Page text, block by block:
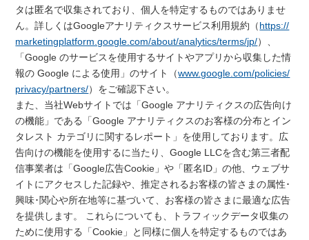
タは匿名で収集されており、個人を特定するものではありませ
ん。詳しくはGoogleアナリティクスサービス利用規約（https://
marketingplatform.google.com/about/analytics/terms/jp/）、
「Google のサービスを使用するサイトやアプリから収集した情
報の Google による使用」のサイト（www.google.com/policies/
privacy/partners/）をご確認下さい。
また、当社Webサイトでは「Google アナリティクスの広告向け
の機能」である「Google アナリティクスのお客様の分布とイン
タレスト カテゴリに関するレポート」を使用しております。広
告向けの機能を使用するに当たり、Google LLCを含む第三者配
信事業者は「Google広告Cookie」や「匿名ID」の他、ウェブサ
イトにアクセスした記録や、推定されるお客様の皆さまの属性･
興味･関心や所在地等に基づいて、お客様の皆さまに最適な広告
を提供します。 これらについても、トラフィックデータ収集の
ために使用する「Cookie」と同様に個人を特定するものではあ